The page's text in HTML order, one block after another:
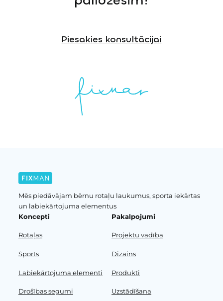
Piesakies konsultācijai
Mēs piedāvājam bērnu rotaļu laukumus, sporta iekārtas
un labiekārtojuma elementus
Koncepti
Rotaļas
Sports
Labiekārtojuma elementi
Drošības segumi
Pakalpojumi
Projektu vadība
Dizains
Produkti
Uzstādīšana